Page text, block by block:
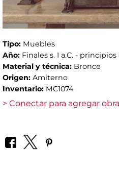
Tipo: Muebles
Año: Finales s. I a.C. - principios
Material y técnica: Bronce
Origen: Amiterno
Inventario: MC1074
> Conectar para agregar